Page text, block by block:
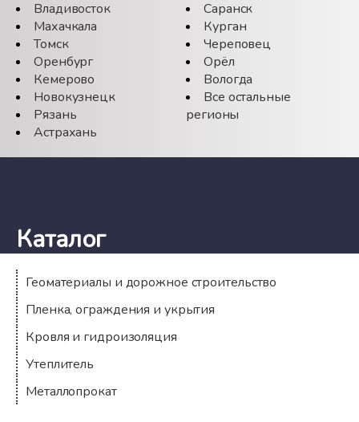
Владивосток
Махачкала
Томск
Оренбург
Кемерово
Новокузнецк
Рязань
Астрахань
Саранск
Курган
Череповец
Орёл
Вологда
Все остальные
регионы
Каталог
Геоматериалы и дорожное строительство
Пленка, ограждения и укрытия
Кровля и гидроизоляция
Утеплитель
Металлопрокат
Компания